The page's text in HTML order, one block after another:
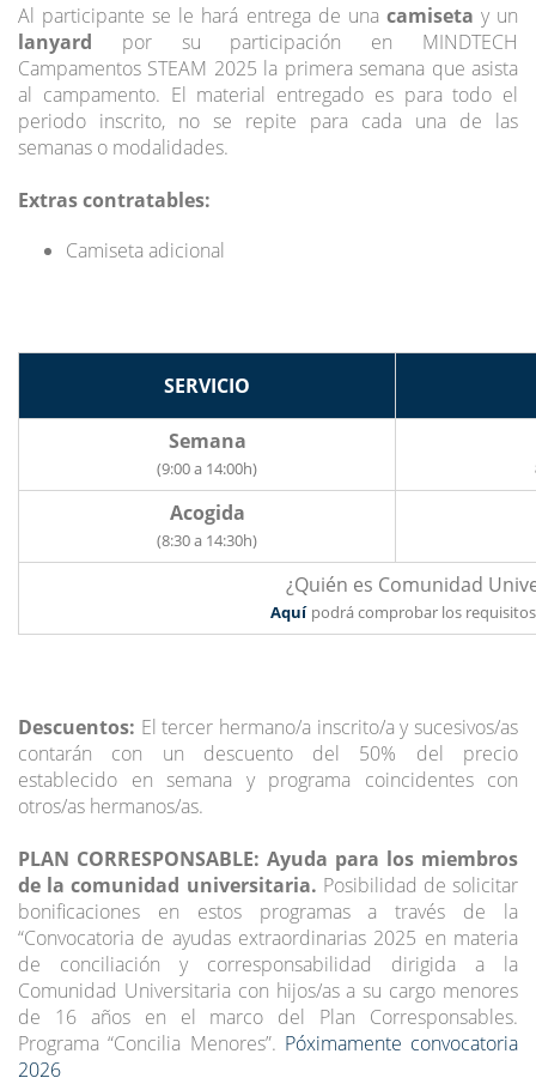
Al participante se le hará entrega de una camiseta y un
lanyard por su participación en MINDTECH
Campamentos STEAM 2025 la primera semana que asista
al campamento. El material entregado es para todo el
periodo inscrito, no se repite para cada una de las
semanas o modalidades.
Extras contratables:
Camiseta adicional
SERVICIO
Semana
(9:00 a 14:00h)
Acogida
(8:30 a 14:30h)
¿Quién es Comunidad
Aquí podrá comprobar los
Descuentos: El tercer hermano/a inscrito/a y sucesivos/as
contarán con un descuento del 50% del precio
establecido en semana y programa coincidentes con
otros/as hermanos/as.
PLAN CORRESPONSABLE: Ayuda para los miembros
de la comunidad universitaria. Posibilidad de solicitar
bonificaciones en estos programas a través de la
“Convocatoria de ayudas extraordinarias 2025 en materia
de conciliación y corresponsabilidad dirigida a la
Comunidad Universitaria con hijos/as a su cargo menores
de 16 años en el marco del Plan Corresponsables.
Programa “Concilia Menores”. Póximamente convocatoria
2026